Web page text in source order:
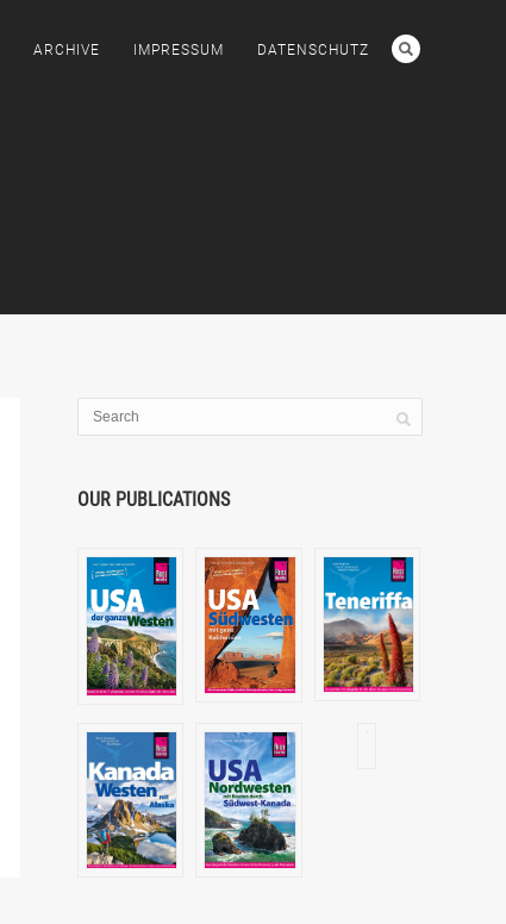
ARCHIVE IMPRESSUM DATENSCHUTZ
OUR PUBLICATIONS